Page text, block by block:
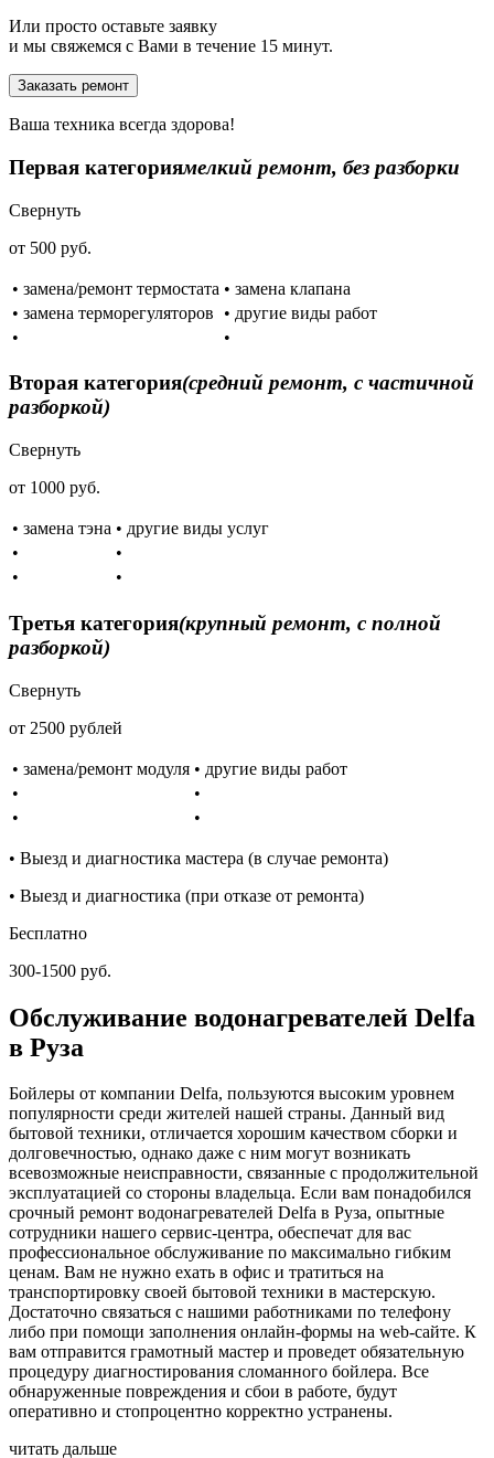
Или просто оставьте заявку
и мы свяжемся с Вами в течение 15 минут.
Заказать ремонт
Ваша техника всегда здорова!
Первая категориямелкий ремонт, без разборки
Свернуть
от 500 руб.
• замена/ремонт термостата • замена клапана
• замена терморегуляторов
• другие виды работ
•
•
Вторая категория(средний ремонт, с частичной
разборкой)
Свернуть
от 1000 руб.
• замена тэна • другие виды услуг
•
•
•
•
Третья категория(крупный ремонт, с полной
разборкой)
Свернуть
от 2500 рублей
• замена/ремонт модуля • другие виды работ
•
•
•
•
• Выезд и диагностика мастера (в случае ремонта)
• Выезд и диагностика (при отказе от ремонта)
Бесплатно
300-1500 руб.
Обслуживание водонагревателей Delfa
в Руза
Бойлеры от компании Delfa, пользуются высоким уровнем
популярности среди жителей нашей страны. Данный вид
бытовой техники, отличается хорошим качеством сборки и
долговечностью, однако даже с ним могут возникать
всевозможные неисправности, связанные с продолжительной
эксплуатацией со стороны владельца. Если вам понадобился
срочный ремонт водонагревателей Delfa в Руза, опытные
сотрудники нашего сервис-центра, обеспечат для вас
профессиональное обслуживание по максимально гибким
ценам. Вам не нужно ехать в офис и тратиться на
транспортировку своей бытовой техники в мастерскую.
Достаточно связаться с нашими работниками по телефону
либо при помощи заполнения онлайн-формы на web-сайте. К
вам отправится грамотный мастер и проведет обязательную
процедуру диагностирования сломанного бойлера. Все
обнаруженные повреждения и сбои в работе, будут
оперативно и стопроцентно корректно устранены.
читать дальше